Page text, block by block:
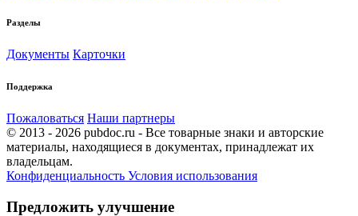
Разделы
Документы Карточки
Поддержка
Пожаловаться Наши партнеры
© 2013 - 2026 pubdoc.ru - Все товарные знаки и авторские
материалы, находящиеся в документах, принадлежат их
владельцам.
Конфиденциальность Условия использования
Предложить улучшение